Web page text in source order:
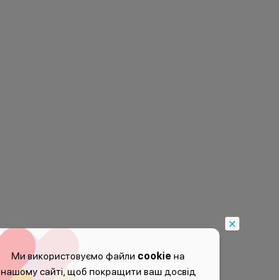
Ми використовуємо файли cookie на
нашому сайті, щоб покращити ваш досвід